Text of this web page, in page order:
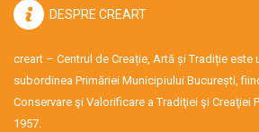
DESPRE CREART
creart – Centrul de Creație, Artă și Tradiție este
subordinea Primăriei Municipiului București,
Conservare şi Valorificare a Tradiţiei şi Creaţiei
1957.